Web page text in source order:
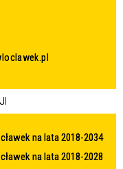
na lata 2018-2034
na lata 2018-2028